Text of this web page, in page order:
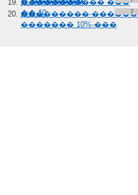
����������� ���
��-10
���������-������
������� 10%-���
7